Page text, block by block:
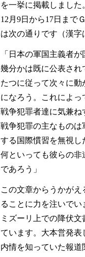
を一挙に掲載しまし
12月9日から17日まで
は次の通りです（漢字
「日本の軍国主義者
幾分かは既に公表さ
たつに従って次々に
になろう。これによ
戦争犯罪者達に気兼
戦争犯罪の主なもの
する国際慣習を無視し
何といっても彼らの非
であろう」
この文章からうかが
ることに力を注いで
ミズーリ上での降伏
ています。大本営発
内情を知っていた報道